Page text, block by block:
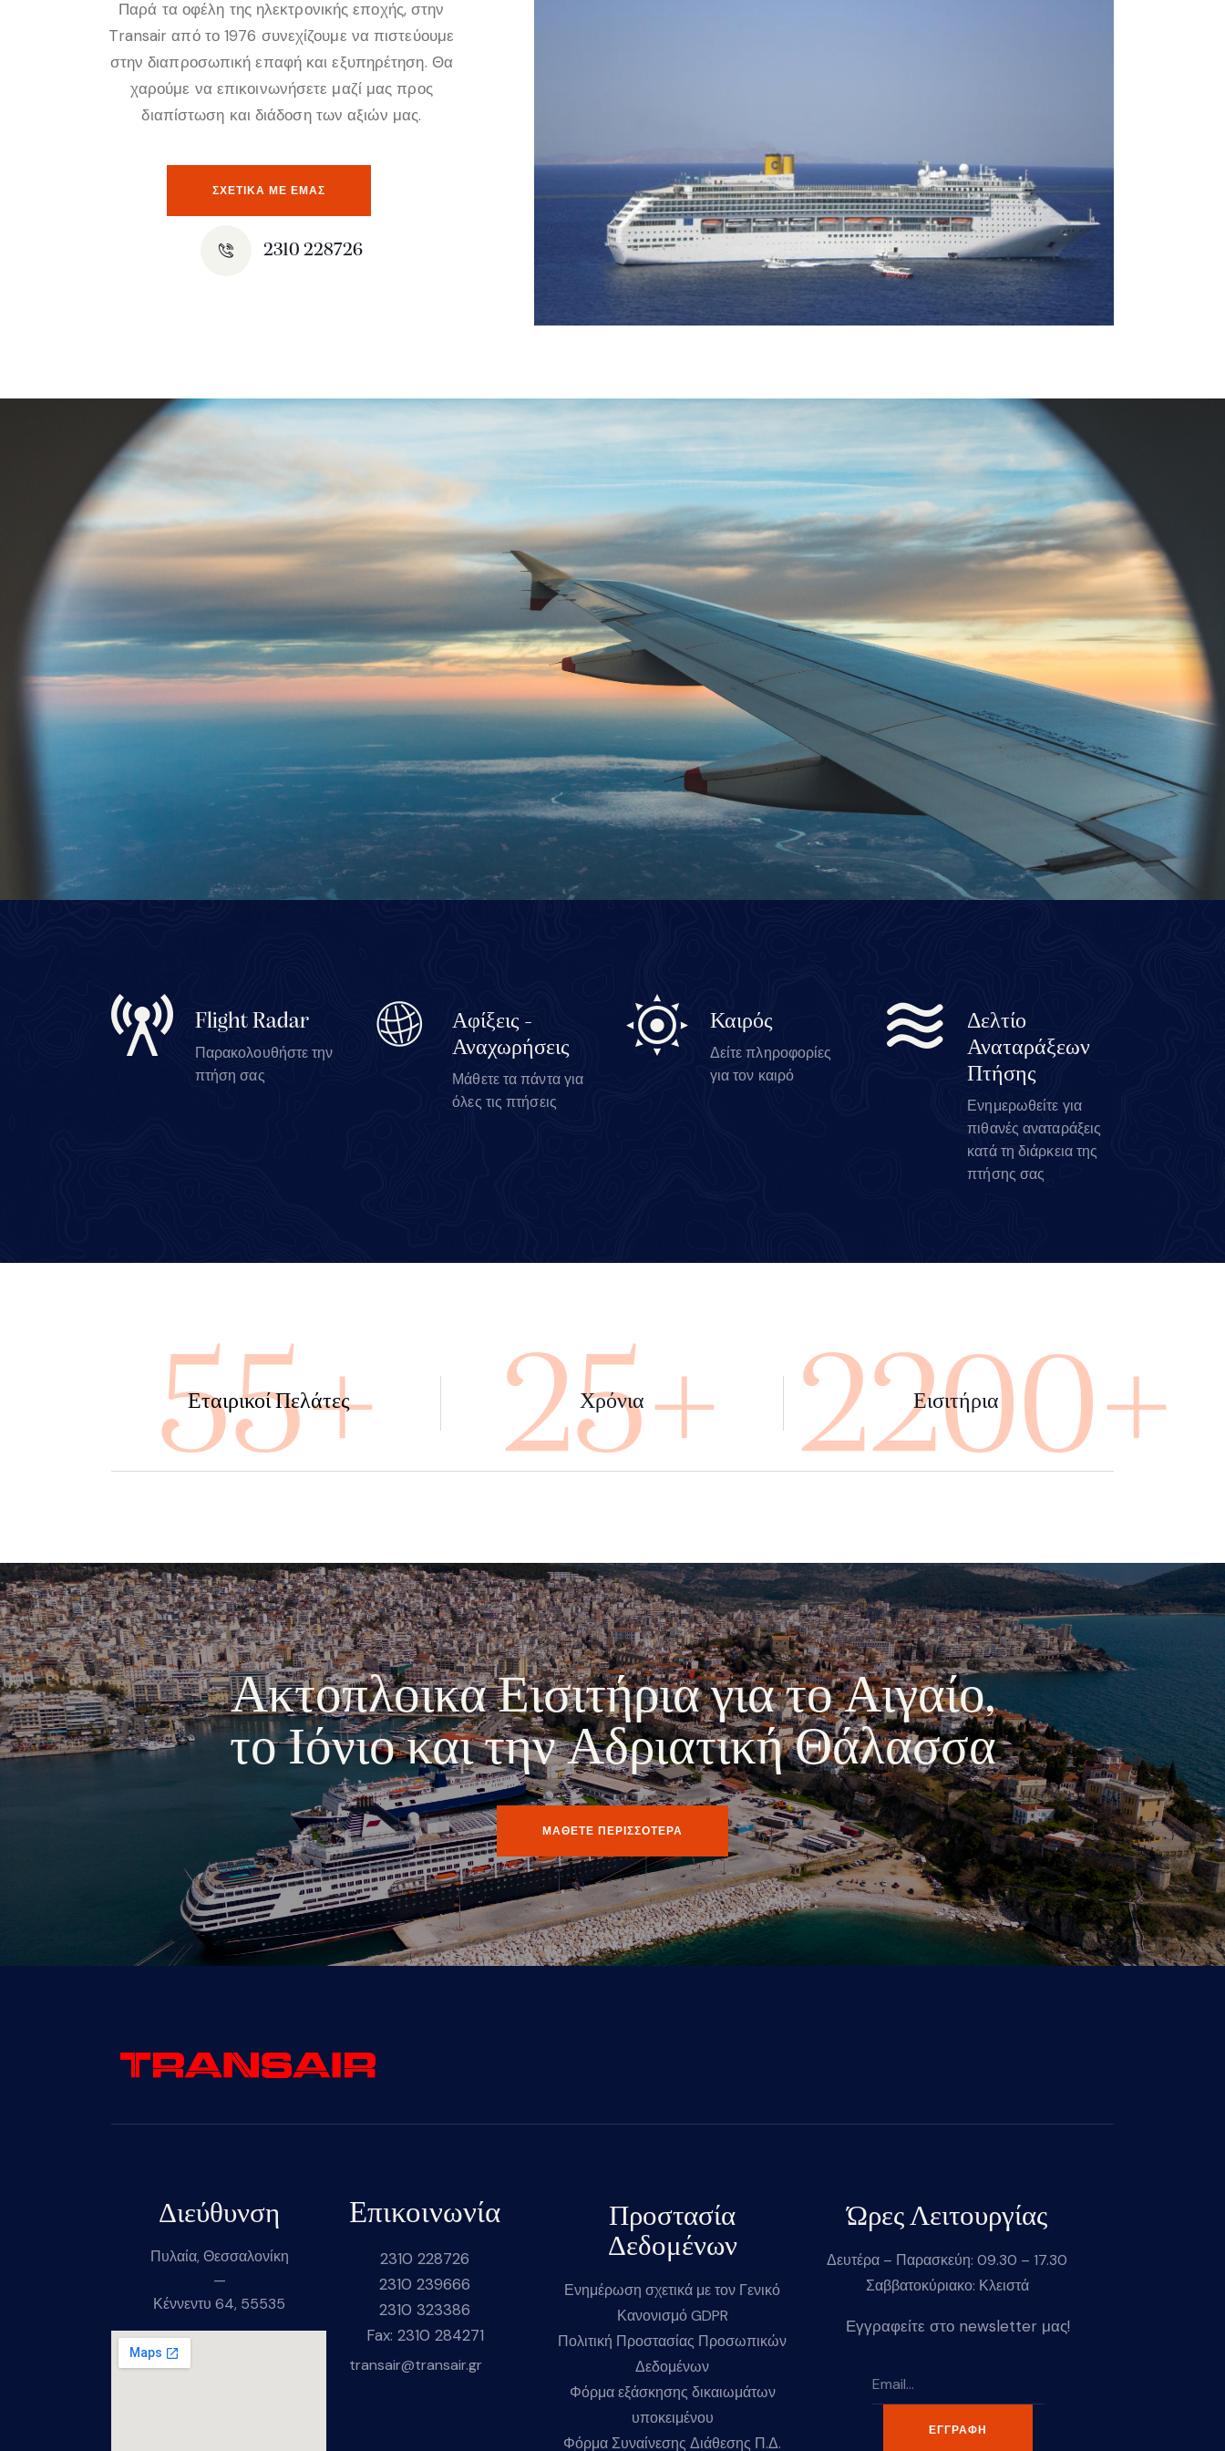
Παρά τα οφέλη της ηλεκτρονικής εποχής, στην
Transair από το 1976 συνεχίζουμε να πιστεύουμε
στην διαπροσωπική επαφή και εξυπηρέτηση. Θα
χαρούμε να επικοινωνήσετε μαζί μας προς
διαπίστωση και διάδοση των αξιών μας.
ΣΧΕΤΙΚΆ ΜΕ ΕΜΑΣ
2310 228726
Flight Radar
Παρακολουθήστε την
πτήση σας
Αφίξεις -
Αναχωρήσεις
Μάθετε τα πάντα για
όλες τις πτήσεις
Καιρός
Δείτε πληροφορίες
για τον καιρό
Δελτίο
Αναταράξεων
Πτήσης
Ενημερωθείτε για
πιθανές αναταράξεις
κατά τη διάρκεια της
πτήσης σας
100+
Εταιρικοί Πελάτες 45+
Χρόνια 4000+
Εισιτήρια
Ακτοπλοικα Εισιτήρια για το Αιγαίο,
το Ιόνιο και την Αδριατική Θάλασσα
ΜΑΘΕΤΕ ΠΕΡΙΣΣΟΤΕΡΑ
Διεύθυνση
Πυλαία, Θεσσαλονίκη
—
Κέννεντυ 64, 55535
Επικοινωνία
2310 228726
2310 239666
2310 323386
Fax: 2310 284271
transair@transair.gr
Προστασία
Δεδομένων
Ενημέρωση σχετικά με τον Γενικό
Κανονισμό GDPR
Πολιτική Προστασίας Προσωπικών
Δεδομένων
Φόρμα εξάσκησης δικαιωμάτων
υποκειμένου
Φόρμα Συναίνεσης Διάθεσης Π.Δ.
Ώρες Λειτουργίας
Δευτέρα – Παρασκεύη: 09.30 – 17.30
Σαββατοκύριακο: Κλειστά
Εγγραφείτε στο newsletter μας!
ΕΓΓΡΑΦΉ